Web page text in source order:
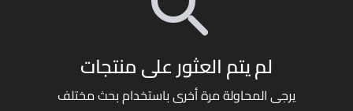
لم يتم العثور على منتجات
يرجى المحاولة مرة أخرى باستخدام بحث مختلف